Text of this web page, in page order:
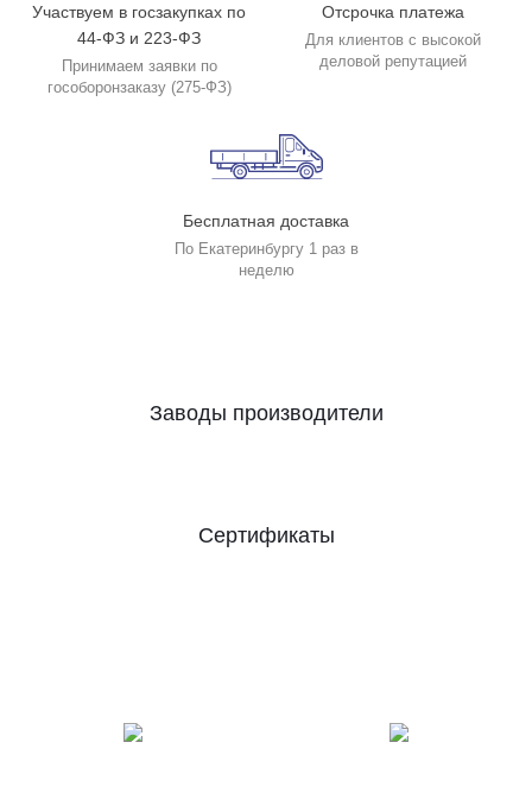
Участвуем в госзакупках по
44-ФЗ и 223-ФЗ
Принимаем заявки по
гособоронзаказу (275-ФЗ)
Отсрочка платежа
Для клиентов с высокой
деловой репутацией
Бесплатная доставка
По Екатеринбургу 1 раз в
неделю
Заводы производители
Сертификаты